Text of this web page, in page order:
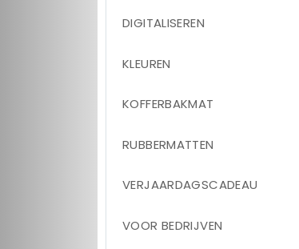
DIGITALISEREN
KLEUREN
KOFFERBAKMAT
RUBBERMATTEN
VERJAARDAGSCADEAU
VOOR BEDRIJVEN